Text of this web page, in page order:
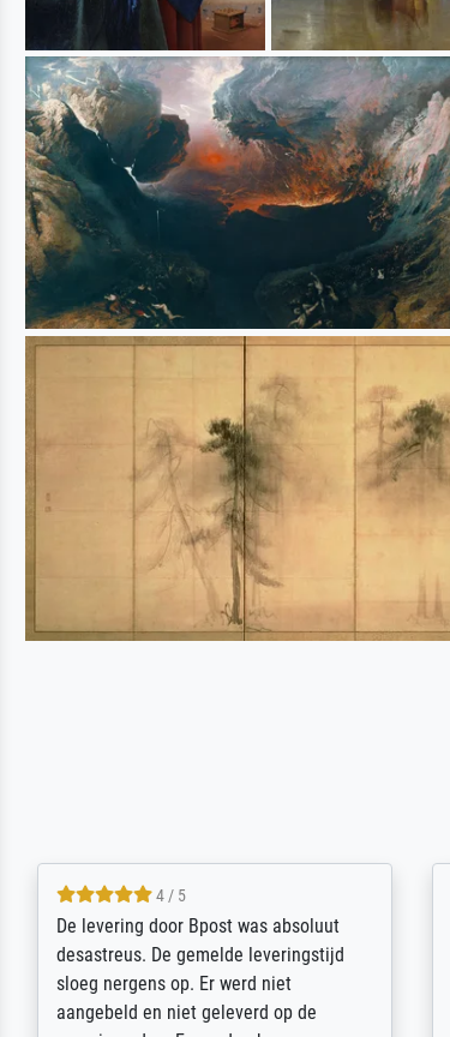
5 / 5
Sehr gute Qualität des Leinwanddrucks
und des Rahmens! Unser Bild wurde
sehr sorgfältig und sicher verpackt, so
dass es unbeschadet bei uns ankam. Es